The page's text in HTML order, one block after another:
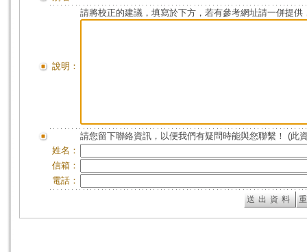
說明：
請將校正的建議，填寫於下方，若有參考網址請一併提供
請您留下聯絡資訊，以便我們有疑問時能與您聯繫！ (此
姓名：
信箱：
電話：